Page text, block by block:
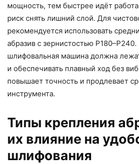
мощность, тем быстрее идёт
риск снять лишний слой. Для
рекомендуется использовать
абразив с зернистостью
шлифовальная машина должна
и обеспечивать плавный ход без
повышает точность и продлевает
инструмента.
Типы крепления
их влияние на
шлифования